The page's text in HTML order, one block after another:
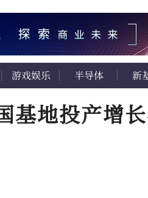
游戏娱乐 半导体 新
基地投产增